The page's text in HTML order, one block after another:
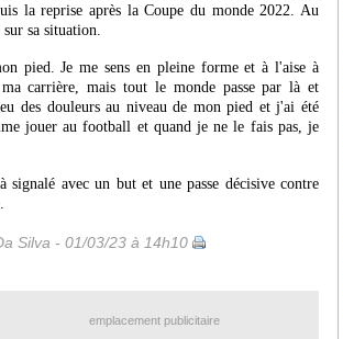
la reprise après la Coupe du monde 2022. Au
sa situation.
pied. Je me sens en pleine forme et à l'aise à
carrière, mais tout le monde passe par là et
des douleurs au niveau de mon pied et j'ai été
jouer au football et quand je ne le fais pas, je
avec un but et une passe décisive contre
Silva - 01/03/23 à 14h10
emplacement publicitaire